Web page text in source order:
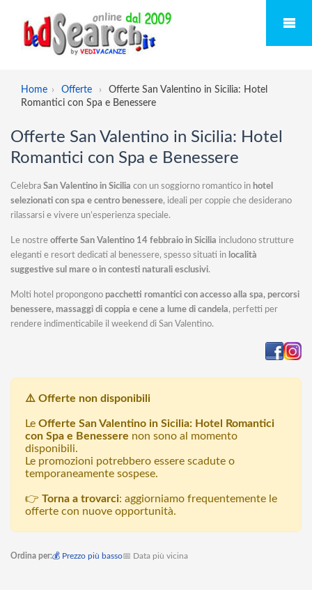
Home Offerte
Offerte San Valentino in Sicilia: Hotel
Romantici con Spa e Benessere
Offerte San Valentino in Sicilia: Hotel
Romantici con Spa e Benessere
Celebra San Valentino in Sicilia con un soggiorno romantico in hotel
selezionati con spa e centro benessere, ideali per coppie che desiderano
rilassarsi e vivere un’esperienza speciale.
Le nostre offerte San Valentino 14 febbraio in Sicilia includono strutture
eleganti e resort dedicati al benessere, spesso situati in località
suggestive sul mare o in contesti naturali esclusivi.
Molti hotel propongono pacchetti romantici con accesso alla spa, percorsi
benessere, massaggi di coppia e cene a lume di candela, perfetti per
rendere indimenticabile il weekend di San Valentino.
⚠️ Offerte non disponibili
Le Offerte San Valentino in Sicilia: Hotel Romantici
con Spa e Benessere non sono al momento
disponibili.
Le promozioni potrebbero essere scadute o
temporaneamente sospese.
👉 Torna a trovarci: aggiorniamo frequentemente le
offerte con nuove opportunità.
Ordina per:💰 Prezzo più basso📅 Data più vicina